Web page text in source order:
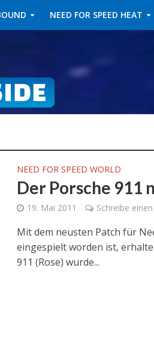
NEED FOR SPEED HEAT
NEED FOR SPEED WORLD
Der Porsche 911
19. Mai 2011 Schreibe
Mit dem neusten Patch für
eingespielt worden ist,
911 (Rose) wurde...